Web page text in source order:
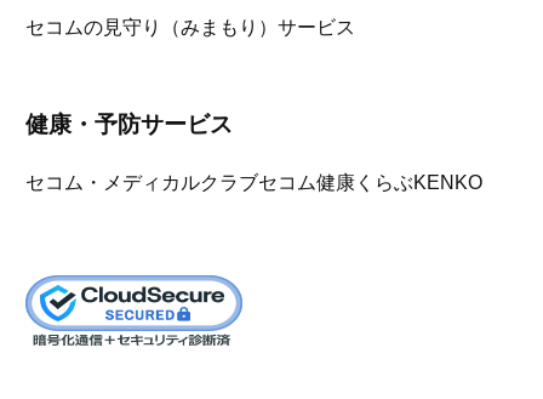
セコムの見守り（みまもり）サービス
健康・予防サービス
セコム・メディカルクラブセコム健康くらぶKENKO